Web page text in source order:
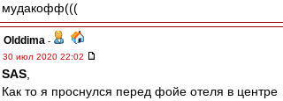
мудакофф(((
Olddima -
30 июл 2020 22:02
SAS
Как то я проснулся перед фойе отеля в центре